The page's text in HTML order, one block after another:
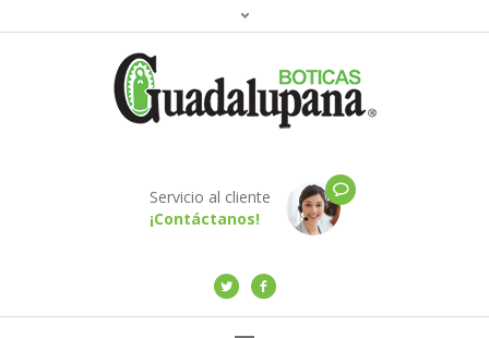
Servicio al cliente
¡Contáctanos!